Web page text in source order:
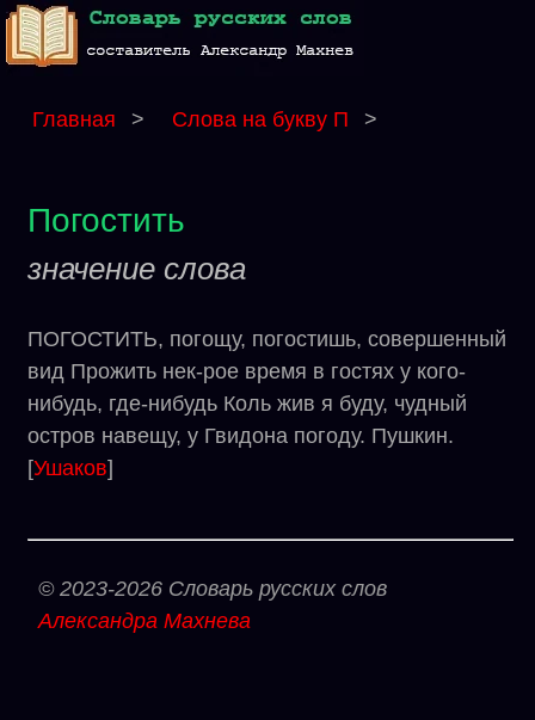
Главная > Слова на букву П >
Погостить
значение слова
ПОГОСТИТЬ, погощу, погостишь, совершенный
вид Прожить нек-рое время в гостях у кого-
нибудь, где-нибудь Коль жив я буду, чудный
остров навещу, у Гвидона погоду. Пушкин.
[Ушаков]
© 2023-2026 Словарь русских слов
Александра Махнева